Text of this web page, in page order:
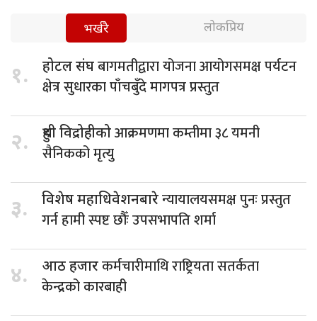
भर्खरै लोकप्रिय
१. होटल संघबागमतीद्वारा योजना आयोगसमक्ष पर्यटन
क्षेत्र सुधारका पाँचबुँदे मागपत्र प्रस्तुत
२. हुथी विद्रोहीकोआक्रमणमा कम्तीमा ३८ यमनी
सैनिकको मृत्यु
३. विशेष महाधिवेशनबारेन्यायालयसमक्ष पुनः प्रस्तुत
गर्न हामी स्पष्ट छौँः उपसभापति शर्मा
४. आठ हजारकर्मचारीमाथि राष्ट्रियता सतर्कता
केन्द्रको कारबाही